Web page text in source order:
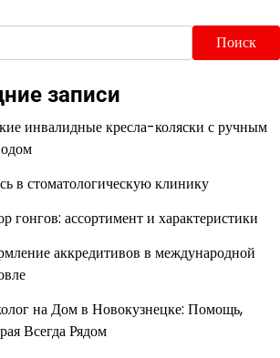
Поиск
записи
инвалидные кресла-коляски с ручным
в стоматологическую клинику
гонгов: ассортимент и характеристики
аккредитивов в международной
на Дом в Новокузнецке: Помощь,
Всегда Рядом